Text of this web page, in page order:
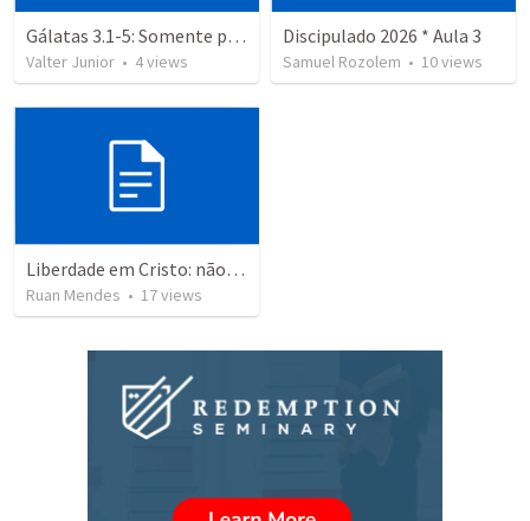
Gálatas 3.1-5: Somente pela fé
Valter Junior • 4views
Discipulado 2026 * Aula 3
Samuel Rozolem • 10views
Liberdade em Cristo: não volte para a prisão
Ruan Mendes • 17views